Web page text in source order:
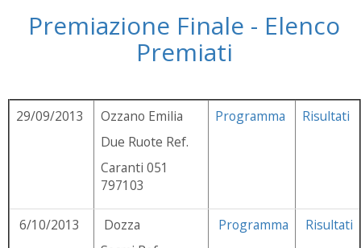
Premiazione Finale - Elenco
Premiati
29/09/2013
Ozzano Emilia
Due Ruote Ref.
Caranti 051
797103
Programma Risultati
6/10/2013
Dozza
Programma Risultati